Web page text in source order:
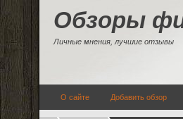
Обзоры
Личные мнения, лучшие отзывы
О сайте Добавить обзор